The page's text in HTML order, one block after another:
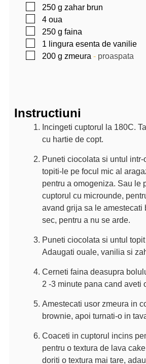
▢
250 g zahar brun
▢
4 oua
▢
250 g faina
▢
1 lingura esenta de vanilie
▢
200 g zmeura - proaspata
Instructiuni
Incingeti cuptorul la 180C.
cu hartie de copt.
Puneti ciocolata si untul intr-
topiti-le pe focul mic al
pentru a omogeniza. Sau le
cuptorul cu microunde,
avand grija sa le amestecati
sec, pentru a nu se arde.
Puneti ciocolata si untul
Adaugati ouale, vanilia si
Cerneti faina deasupra
2 -3 minute pana cand aveti
Amestecati usor zmeura in
brownie, apoi turnati-o in
Coaceti in cuptorul incins
pentru o textura de lava
doriti o textura mai tare,